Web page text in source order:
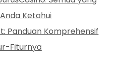
Ketahui
Panduan Komprehensif
Fiturnya